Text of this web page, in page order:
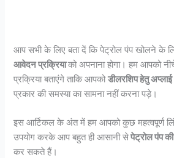
आप सभी के लिए बता दें कि पेट्रोल पंप खोलने के
आवेदन प्रक्रियाको अपनाना होगा। हम आपको
प्रक्रिया बताएंगे ताकि आपकोडीलरशिप हेतु अप्लाई
प्रकार की समस्या का सामना नहीं करना पड़े।
इस आर्टिकल के अंत में हम आपको कुछ महत्वपूर्ण
उपयोग करके आप बहुत ही आसानी सेपेट्रोल पंप
कर सकते हैं।